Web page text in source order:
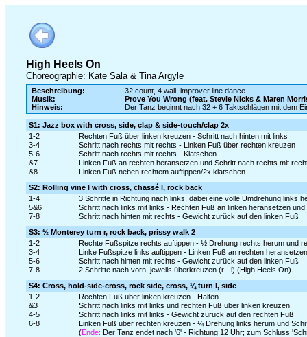
High Heels On
Choreographie: Kate Sala & Tina Argyle
Beschreibung:
32 count, 4 wall, improver line dance
Musik:
Prove You Wrong (feat. Stevie Nicks & Maren
Hinweis:
Der Tanz beginnt nach 32 + 6 Taktschlägen mit dem
S1: Jazz box with cross, side, clap & side-touch/clap 2x
1-2
Rechten Fuß über linken kreuzen - Schritt nach hinten mit links
3-4
Schritt nach rechts mit rechts - Linken Fuß über rechten kreuzen
5-6
Schritt nach rechts mit rechts - Klatschen
&7
Linken Fuß an rechten heransetzen und Schritt nach rechts mit
&8
Linken Fuß neben rechtem auftippen/2x klatschen
S2: Rolling vine l with cross, chassé l, rock back
1-4
3 Schritte in Richtung nach links, dabei eine volle Umdrehung links
5&6
Schritt nach links mit links - Rechten Fuß an linken heransetzen
7-8
Schritt nach hinten mit rechts - Gewicht zurück auf den linken Fuß
S3: ½ Monterey turn r, rock back, prissy walk 2
1-2
Rechte Fußspitze rechts auftippen - ½ Drehung rechts herum und
3-4
Linke Fußspitze links auftippen - Linken Fuß an rechten
5-6
Schritt nach hinten mit rechts - Gewicht zurück auf den linken Fuß
7-8
2 Schritte nach vorn, jeweils überkreuzen (r - l) (High Heels On)
S4: Cross, hold-side-cross, rock side, cross, ¼ turn l, side
1-2
Rechten Fuß über linken kreuzen - Halten
&3
Schritt nach links mit links und rechten Fuß über linken kreuzen
4-5
Schritt nach links mit links - Gewicht zurück auf den rechten Fuß
6-8
Linken Fuß über rechten kreuzen - ¼ Drehung links herum und
(Ende: Der Tanz endet nach '6' - Richtung 12 Uhr; zum Schluss